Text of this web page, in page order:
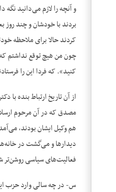
و آنچه را لازم می‌دانید
بردند با خودشان و چند
کردند حالا برای ملاحظه
چون من هیچ توقع نداشتم که
کنید». که فردا این را
از آن تاریخ ارتباط بنده
مصدق که در آن مرحوم
هم وکیل ایشان بودند،
دیدارها و می‌گشت در
فعالیت‌های سیاسی روشن‌تر
س- در چه سالی وارد حزب